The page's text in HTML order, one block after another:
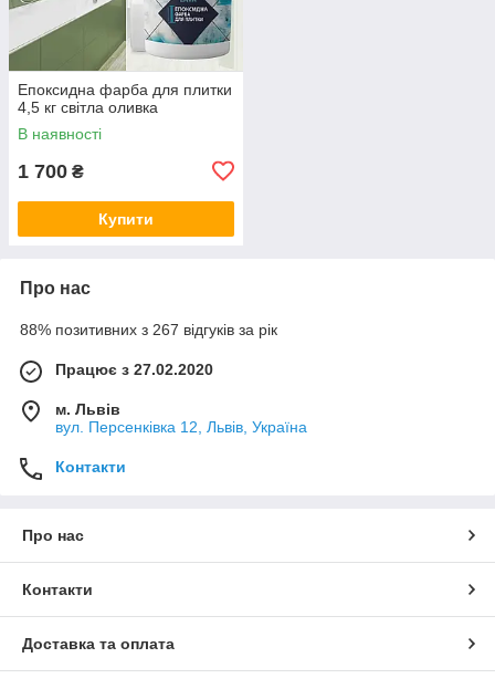
Епоксидна фарба для плитки
4,5 кг світла оливка
В наявності
1 700 ₴
Купити
Про нас
88% позитивних з 267 відгуків за рік
Працює з 27.02.2020
м. Львів
вул. Персенківка 12, Львів, Україна
Контакти
Про нас
Контакти
Доставка та оплата